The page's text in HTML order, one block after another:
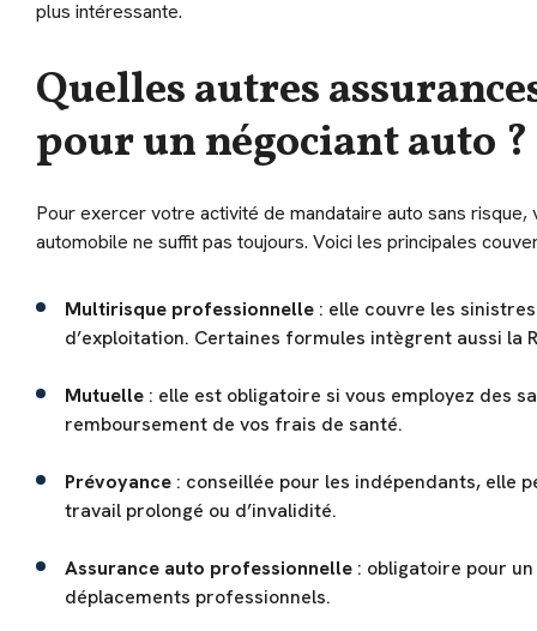
plus intéressante.
Quelles autres
pour un négociant auto ?
Pour exercer votre activité de mandataire auto sans
automobile ne suffit pas toujours. Voici les principales
Multirisque professionnelle : elle couvre les
d’exploitation. Certaines formules intègrent aussi la
Mutuelle : elle est obligatoire si vous employez des
remboursement de vos frais de santé.
Prévoyance : conseillée pour les indépendants, elle
travail prolongé ou d’invalidité.
Assurance auto professionnelle : obligatoire pour
déplacements professionnels.